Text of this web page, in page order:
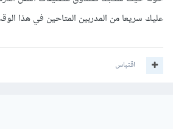
عليك سريعا من المدربين المتاحين في هذا
اقتباس